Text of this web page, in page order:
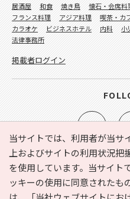
当サイトでは、利用者が当サ
上およびサイトの利用状況把
を使用しています。当サイト
ッキーの使用に同意されたも
e-NAVITA（イーナビタ）とは？
利用規約
個人情報の取り
居酒屋 和食 焼き鳥 懐石・会席料
フランス料理
アジア料理 喫茶・カ
カラオケ
ビジネスホテル 内科 小
法律事務所
掲載者ログイン